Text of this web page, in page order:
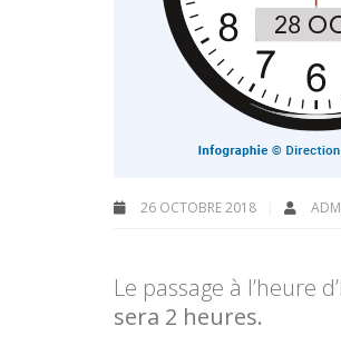
26 OCTOBRE 2018
Le passage à l’heure
sera 2 heures.